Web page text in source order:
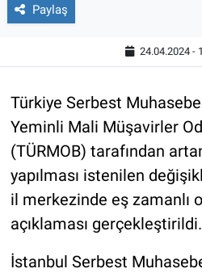
Paylaş
24.04.2024 -
Türkiye Serbest
Yeminli Mali Müşavirler
(TÜRMOB) tarafından
yapılması istenilen
il merkezinde eş zamanlı
açıklaması gerçekleştirildi.
İstanbul Serbest